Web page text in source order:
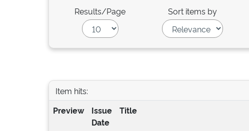
Results/Page Sort items by
Item hits:
Preview
Issue
Date
Title